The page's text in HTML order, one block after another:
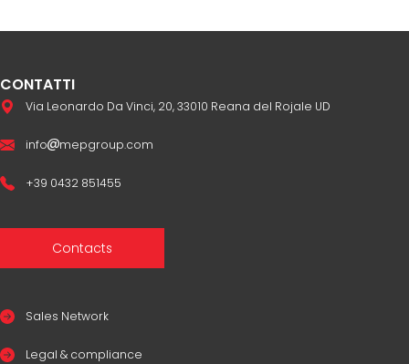
CONTATTI
Via Leonardo Da Vinci, 20, 33010 Reana del Rojale UD
info mepgroup.com
+39 0432 851455
Contacts
Sales Network
Legal & compliance